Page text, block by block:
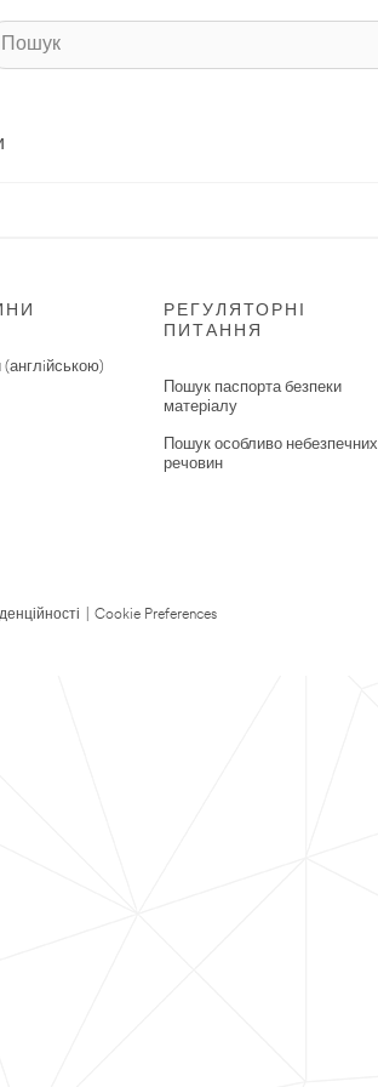
(англiйською)
РЕГУЛЯТОРНІ
ПИТАННЯ
Пошук паспорта безпеки
матеріалу
Пошук особливо небезпечних
речовин
Cookie Preferences